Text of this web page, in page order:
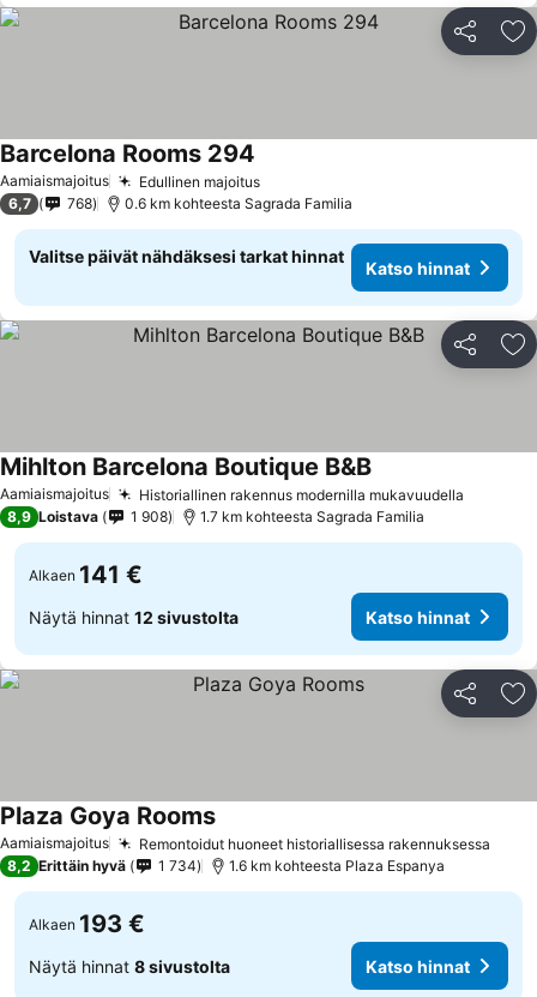
Jaa
Aamiaismajoitus Edullinen majoitusKatso hinnat
Barcelona Rooms 294
6,7 768 0.6 km kohteesta Sagrada Familia
Valitse päivät nähdäksesi tarkat hinnat
Katso hinnat
Jaa
Aamiaismajoitus Historiallinen rakennus modernilla mukavuudella
Mihlton Barcelona Boutique B&BKatso hinnat
8,9 Loistava 1 908 1.7 km kohteesta Sagrada Familia
Alkaen 141 €
Näytä hinnat 12 sivustolta Katso hinnat
Jaa
Aamiaismajoitus Remontoidut huoneet historiallisessa rakennuksessa
Plaza Goya RoomsKatso hinnat
8,2 Erittäin hyvä 1 734 1.6 km kohteesta Plaza Espanya
Alkaen 193 €
Näytä hinnat 8 sivustolta Katso hinnat